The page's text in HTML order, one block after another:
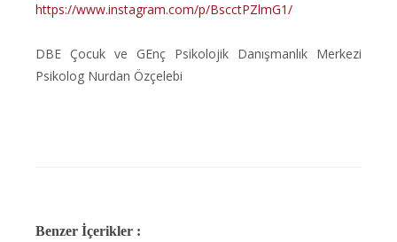
https://www.instagram.com/p/BscctPZlmG1/
DBE Çocuk ve GEnç Psikolojik Danışmanlık Merkezi
Psikolog Nurdan Özçelebi
Benzer İçerikler :